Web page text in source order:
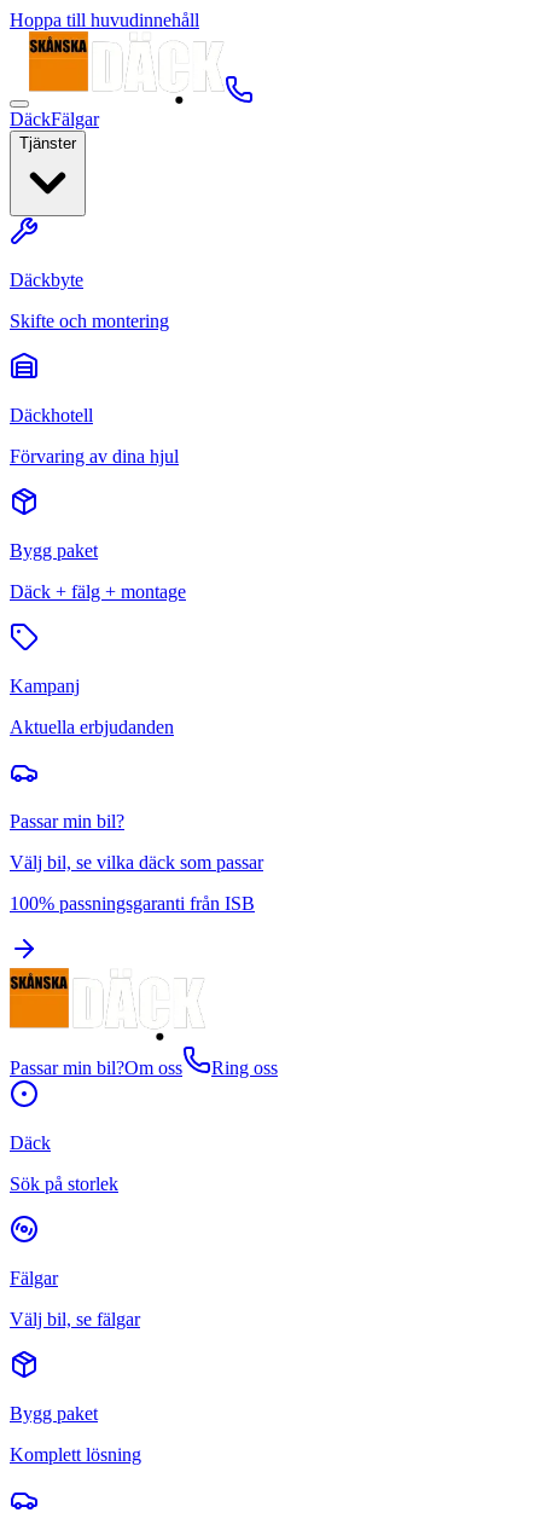
Hoppa till huvudinnehåll
DäckFälgar
Tjänster
Däckbyte
Skifte och montering
Däckhotell
Förvaring av dina hjul
Bygg paket
Däck + fälg + montage
Kampanj
Aktuella erbjudanden
Passar min bil?
Välj bil, se vilka däck som passar
100% passningsgaranti från ISB
Passar min bil?Om oss Ring oss
Däck
Sök på storlek
Fälgar
Välj bil, se fälgar
Bygg paket
Komplett lösning